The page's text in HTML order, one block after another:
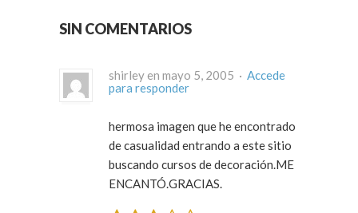
SIN COMENTARIOS
shirley en mayo 5, 2005 · Accede
para responder
hermosa imagen que he encontrado
de casualidad entrando a este sitio
buscando cursos de decoración.ME
ENCANTÓ.GRACIAS.